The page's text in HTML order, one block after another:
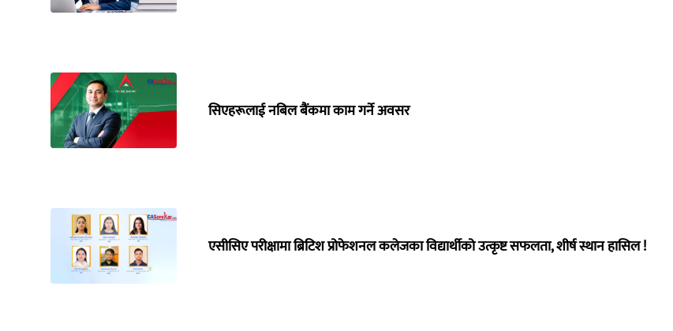
सिएहरूलाई नबिल बैंकमा काम गर्ने अवसर
एसीसिए परीक्षामा ब्रिटिश प्रोफेशनल कलेजका विद्यार्थीको उत्कृष्ट सफलता, शीर्ष स्थान हासिल !